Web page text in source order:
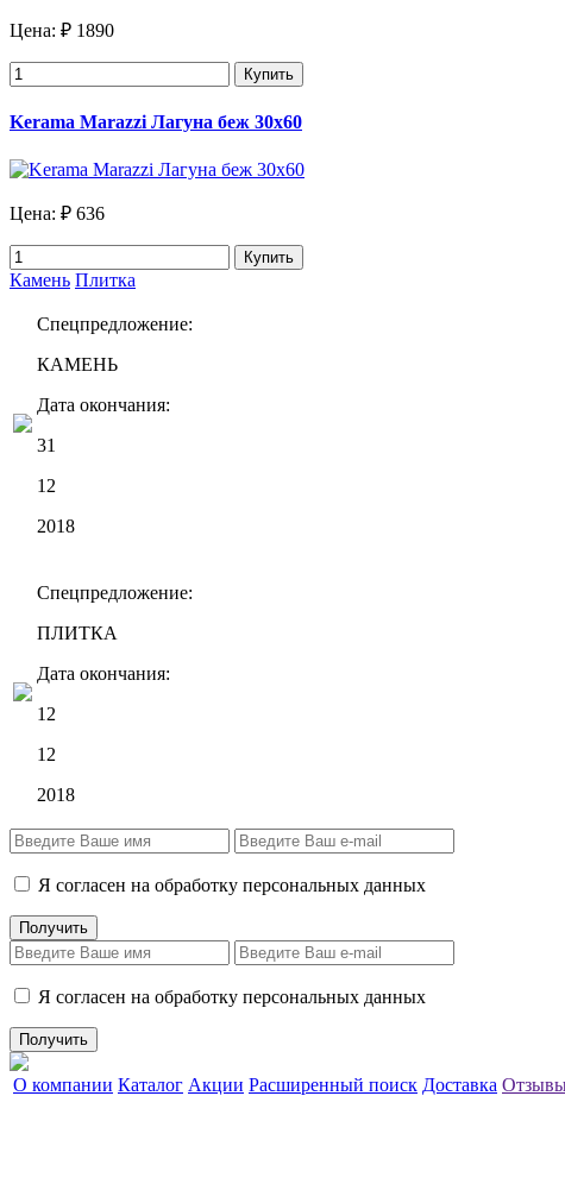
Цена: ₽ 1890
Купить
Kerama Marazzi Лагуна беж 30х60
Цена: ₽ 636
Купить
Камень Плитка
Спецпредложение:
КАМЕНЬ
Дата окончания:
31
12
2018
Спецпредложение:
ПЛИТКА
Дата окончания:
12
12
2018
Я согласен на обработку персональных данных
Я согласен на обработку персональных данных
О компании Каталог Акции Расширенный поиск Доставка